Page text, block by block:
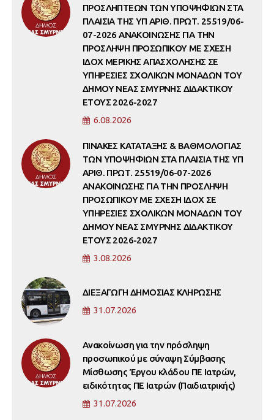
ΠΡΟΣΛΗΠΤΕΩΝ ΤΩΝ ΥΠΟΨΗΦΙΩΝ ΣΤΑ
ΠΛΑΙΣΙΑ ΤΗΣ ΥΠ ΑΡΙΘ. ΠΡΩΤ. 25519/06-
07-2026 ΑΝΑΚΟΙΝΩΣΗΣ ΓΙΑ ΤΗΝ
ΠΡΟΣΛΗΨΗ ΠΡΟΣΩΠΙΚΟΥ ΜΕ ΣΧΕΣΗ
ΙΔΟΧ ΜΕΡΙΚΗΣ ΑΠΑΣΧΟΛΗΣΗΣ ΣΕ
ΥΠΗΡΕΣΙΕΣ ΣΧΟΛΙΚΩΝ ΜΟΝΑΔΩΝ ΤΟΥ
ΔΗΜΟΥ ΝΕΑΣ ΣΜΥΡΝΗΣ ΔΙΔΑΚΤΙΚΟΥ
ΕΤΟΥΣ 2026-2027
6.08.2026
ΠΙΝΑΚΕΣ ΚΑΤΑΤΑΞΗΣ & ΒΑΘΜΟΛΟΓΙΑΣ
ΤΩΝ ΥΠΟΨΗΦΙΩΝ ΣΤΑ ΠΛΑΙΣΙΑ ΤΗΣ ΥΠ
ΑΡΙΘ. ΠΡΩΤ. 25519/06-07-2026
ΑΝΑΚΟΙΝΩΣΗΣ ΓΙΑ ΤΗΝ ΠΡΟΣΛΗΨΗ
ΠΡΟΣΩΠΙΚΟΥ ΜΕ ΣΧΕΣΗ ΙΔΟΧ ΣΕ
ΥΠΗΡΕΣΙΕΣ ΣΧΟΛΙΚΩΝ ΜΟΝΑΔΩΝ ΤΟΥ
ΔΗΜΟΥ ΝΕΑΣ ΣΜΥΡΝΗΣ ΔΙΔΑΚΤΙΚΟΥ
ΕΤΟΥΣ 2026-2027
3.08.2026
ΔΙΕΞΑΓΩΓΗ ΔΗΜΟΣΙΑΣ ΚΛΗΡΩΣΗΣ
31.07.2026
Ανακοίνωση για την πρόσληψη
προσωπικού με σύναψη Σύμβασης
Μίσθωσης Έργου κλάδου ΠΕ Ιατρών,
ειδικότητας ΠΕ Ιατρών (Παιδιατρικής)
31.07.2026